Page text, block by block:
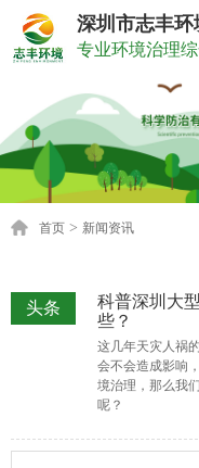
深圳市志丰环
专业环境治理
首页 > 新闻资讯
头条
科普深圳大
些？
这几年天灾人祸
会不会造成影响
境治理，那么我
呢？